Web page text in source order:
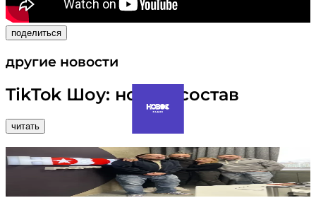
поделиться
другие новости
TikTok Шоу: новый состав
читать
Burito в TikTok Шоу